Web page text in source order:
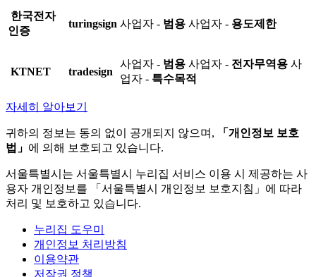
한국전자
인증
turingsign 사업자 - 범용 사업자 - 용도제한
KTNET tradesign
사업자 - 범용 사업자 - 전자무역용 사
업자 - 특수목적
자세히 알아보기
귀하의 정보는 동의 없이 공개되지 않으며,
「개인정보 보호
법」 에 의해 보호되고 있습니다.
서울특별시는 서울특별시 누리집 서비스 이용 시 제공하는 사
용자 개인정보를 「서울특별시 개인정보 보호지침」에 따라
처리 및 보호하고 있습니다.
누리집 도우미
개인정보 처리방침
이용약관
저작권 정책